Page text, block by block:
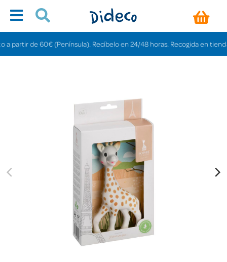
de 60€ (Península). Recíbelo en 24/48 horas. Recogida en tiendas